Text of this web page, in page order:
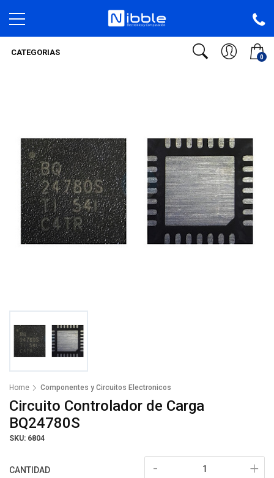
0
CATEGORIAS
Home Componentes y Circuitos Electronicos
Circuito Controlador de Carga
BQ24780S
SKU: 6804
CANTIDAD +
-